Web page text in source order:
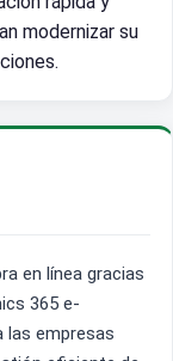
modernizar su
en línea gracias
365 e-
las empresas